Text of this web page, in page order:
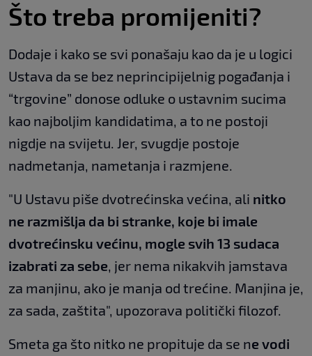
Što treba promijeniti?
Dodaje i kako se svi ponašaju kao da je u logici
Ustava da se bez neprincipijelnig pogađanja i
“trgovine” donose odluke o ustavnim sucima
kao najboljim kandidatima, a to ne postoji
nigdje na svijetu. Jer, svugdje postoje
nadmetanja, nametanja i razmjene.
"U Ustavu piše dvotrećinska većina, ali nitko
ne razmišlja da bi stranke, koje bi imale
dvotrećinsku većinu, mogle svih 13 sudaca
izabrati za sebe, jer nema nikakvih jamstava
za manjinu, ako je manja od trećine. Manjina je,
za sada, zaštita", upozorava politički filozof.
Smeta ga što nitko ne propituje da se ne vodi